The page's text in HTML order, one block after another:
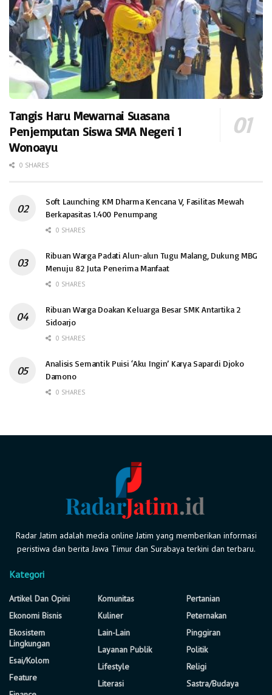
Tangis Haru Mewarnai Suasana
Penjemputan Siswa SMA Negeri 1
Wonoayu
0 SHARES
Soft Launching KM Dharma Kencana V, Fasilitas Mewah
Berkapasitas 1.400 Penumpang
0 SHARES
Ribuan Warga Padati Alun-alun Tugu Malang, Dukung MBG
Menuju 82 Juta Penerima Manfaat
0 SHARES
Ribuan Warga Doakan Keluarga Besar SMK Antartika 2
Sidoarjo
0 SHARES
Analisis Semantik Puisi ‘Aku Ingin’ Karya Sapardi Djoko
Damono
0 SHARES
Radar Jatim adalah media online Jatim yang memberikan informasi
peristiwa dan berita Jawa Timur dan Surabaya terkini dan terbaru.
Kategori
Artikel Dan Opini
Ekonomi Bisnis
Ekosistem
Lingkungan
Esai/Kolom
Feature
Komunitas
Kuliner
Lain-Lain
Layanan Publik
Lifestyle
Literasi
Pertanian
Peternakan
Pinggiran
Politik
Religi
Sastra/Budaya